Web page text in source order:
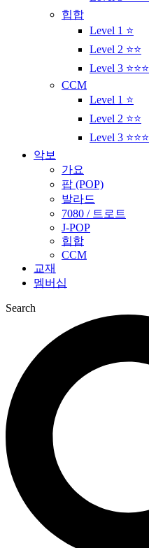
힙합
Level 1 ⭐
Level 2 ⭐⭐
Level 3 ⭐⭐⭐
CCM
Level 1 ⭐
Level 2 ⭐⭐
Level 3 ⭐⭐⭐
악보
가요
팝 (POP)
발라드
7080 / 트로트
J-POP
힙합
CCM
교재
멤버십
Search